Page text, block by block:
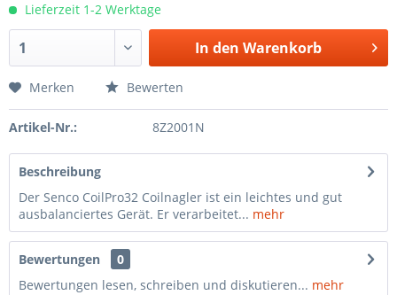
Lieferzeit 1-2 Werktage
In den Warenkorb
Merken Bewerten
Artikel-Nr.: 8Z2001N
Beschreibung
Der Senco CoilPro32 Coilnagler ist ein leichtes und gut
ausbalanciertes Gerät. Er verarbeitet... mehr
Bewertungen
0
Bewertungen lesen, schreiben und diskutieren... mehr